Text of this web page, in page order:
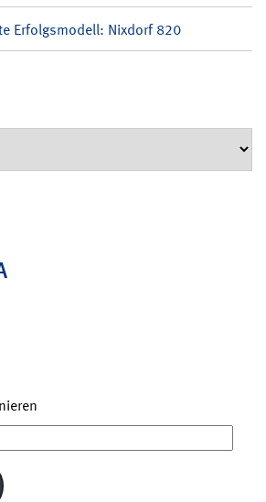
Erfolgsmodell: Nixdorf 820